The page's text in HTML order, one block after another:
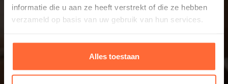
informatie die u aan ze heeft verstrekt of die ze hebben
verzameld op basis van uw gebruik van hun services.
Alles toestaan